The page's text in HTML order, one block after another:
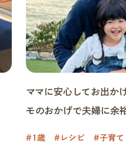
ママに安心してお出か
モのおかげで夫婦に余
#1歳 #レシピ #子育て